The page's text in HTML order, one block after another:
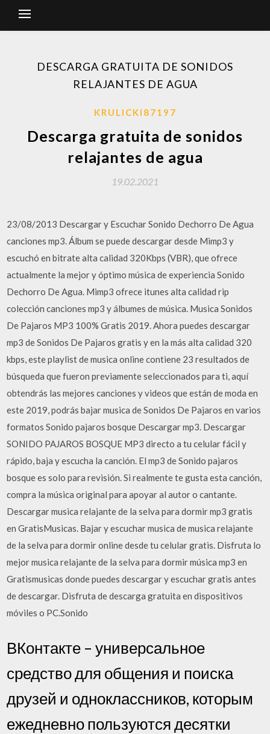
DESCARGA GRATUITA DE SONIDOS
RELAJANTES DE AGUA
KRULICKI87197
Descarga gratuita de sonidos
relajantes de agua
19.02.2021
23/08/2013 Descargar y Escuchar Sonido Dechorro De Agua
canciones mp3. Álbum se puede descargar desde Mimp3 y
escuchó en bitrate alta calidad 320Kbps (VBR), que ofrece
actualmente la mejor y óptimo música de experiencia Sonido
Dechorro De Agua. Mimp3 ofrece itunes alta calidad rip
colección canciones mp3 y álbumes de música. Musica Sonidos
De Pajaros MP3 100% Gratis 2019. Ahora puedes descargar
mp3 de Sonidos De Pajaros gratis y en la más alta calidad 320
kbps, este playlist de musica online contiene 23 resultados de
búsqueda que fueron previamente seleccionados para ti, aquí
obtendrás las mejores canciones y videos que están de moda en
este 2019, podrás bajar musica de Sonidos De Pajaros en varios
formatos Sonido pajaros bosque Descargar mp3. ️️️️️️Descargar
SONIDO PAJAROS BOSQUE MP3 directo a tu celular fácil y
rápido, baja y escucha la canción. El mp3 de Sonido pajaros
bosque es solo para revisión. Si realmente te gusta esta canción,
compra la música original para apoyar al autor o cantante.
Descargar musica relajante de la selva para dormir mp3 gratis
en GratisMusicas. Bajar y escuchar musica de musica relajante
de la selva para dormir online desde tu celular gratis. Disfruta lo
mejor musica relajante de la selva para dormir música mp3 en
Gratismusicas donde puedes descargar y escuchar gratis antes
de descargar. Disfruta de descarga gratuita en dispositivos
móviles o PC.Sonido
ВКонтакте – универсальное
средство для общения и поиска
друзей и одноклассников, которым
ежедневно пользуются десятки